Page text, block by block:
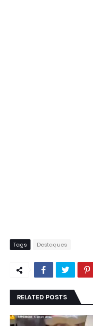
Tags Destaques
RELATED POSTS